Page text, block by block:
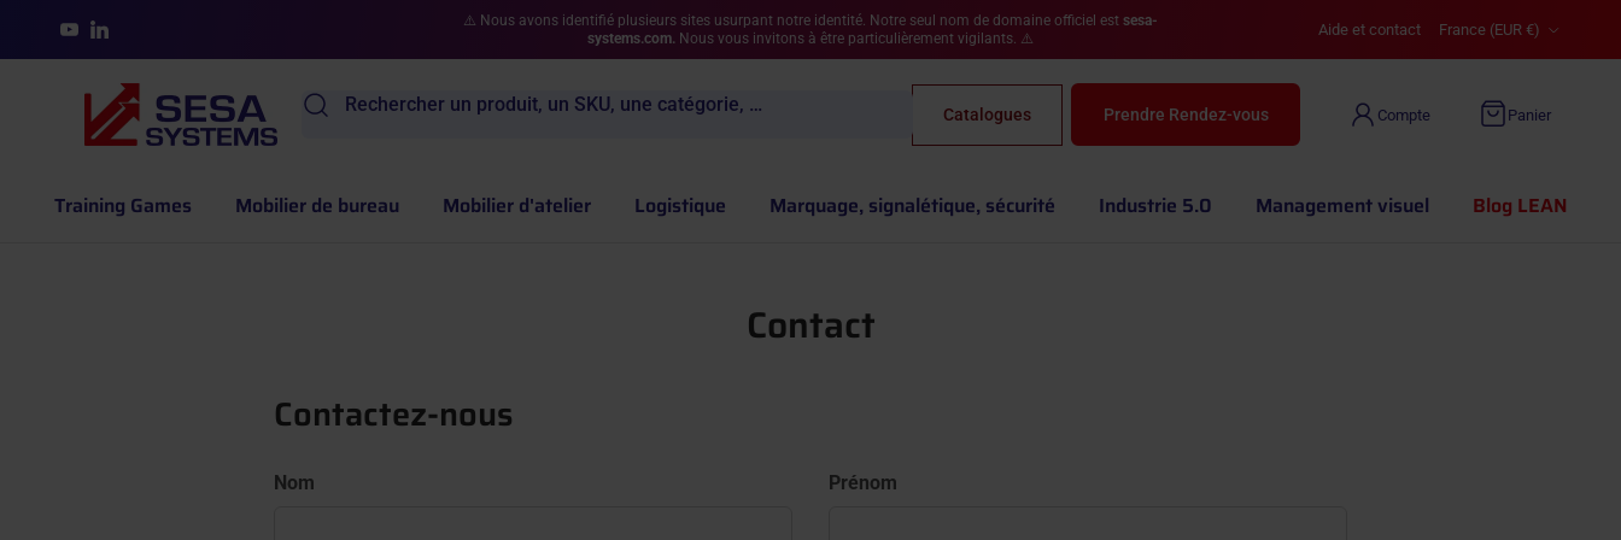
YouTubeLinkedIn
⚠️ Nous avons identifié plusieurs sites usurpant notre identité. Notre seul nom de domaine officiel est sesa-
systems.com. Nous vous invitons à être particulièrement vigilants. ⚠️ Aide et contact France (EUR €)
Rechercher un produit, un SKU, une catégorie, … Catalogues Prendre Rendez-vous Compte Panier
Training Games Mobilier de bureau Mobilier d'atelier Logistique Marquage, signalétique, sécurité Industrie 5.0 Management visuel Blog LEAN
Contact
Contactez-nous
Nom Prénom